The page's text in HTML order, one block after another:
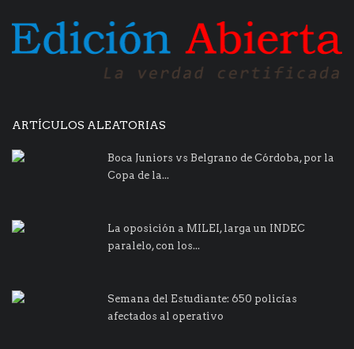
ARTÍCULOS ALEATORIAS
Boca Juniors vs Belgrano de Córdoba, por la
Copa de la...
La oposición a MILEI, larga un INDEC
paralelo, con los...
Semana del Estudiante: 650 policías
afectados al operativo